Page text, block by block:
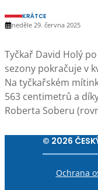
KRÁTCE
neděle 29. června 2025
Tyčkař David Holý
sezony pokračuje v
Na tyčkařském
563 centimetrů a
Roberta Soberu
© 2026
Ochrana